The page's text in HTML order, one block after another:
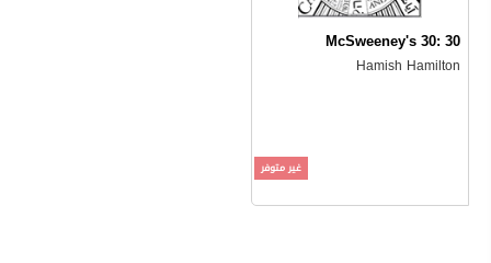
McSweeney's 30: 30
Hamish Hamilton
غير متوفر